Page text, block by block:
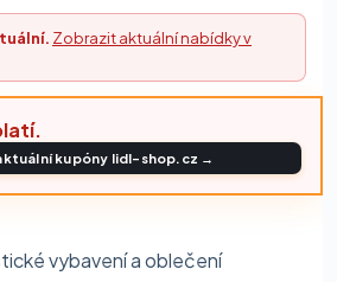
Zobrazit aktuální nabídky v
kupóny lidl-shop.cz →
vybavení a oblečení